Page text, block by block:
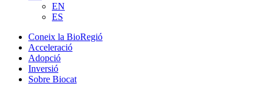
EN
ES
Coneix la BioRegió
Acceleració
Adopció
Inversió
Sobre Biocat